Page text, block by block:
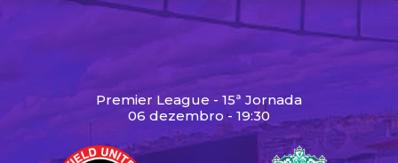
Premier League - 15ª Jornada
06 dezembro - 19:30